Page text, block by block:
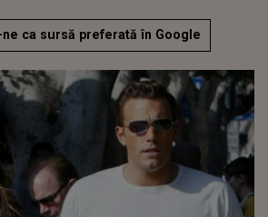
ca sursă preferată în Google